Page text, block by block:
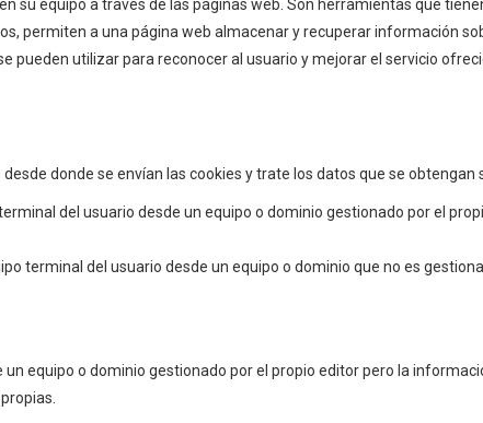
su equipo a través de las páginas web. Son herramientas que
permiten a una página web almacenar y recuperar información
pueden utilizar para reconocer al usuario y mejorar el servicio
donde se envían las cookies y trate los datos que se obtengan
del usuario desde un equipo o dominio gestionado por el
terminal del usuario desde un equipo o dominio que no es
un equipo o dominio gestionado por el propio editor pero la